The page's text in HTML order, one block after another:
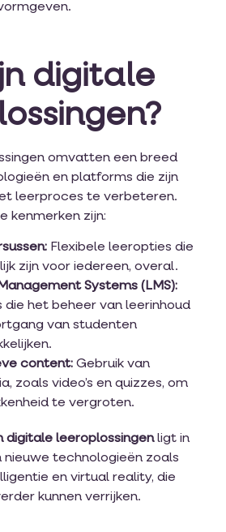
digitale
omvatten een breed
en platforms die zijn
leerproces te verbeteren.
kenmerken zijn:
Flexibele leeropties die
zijn voor iedereen, overal.
Systems (LMS):
die het beheer van leerinhoud
van studenten
content: Gebruik van
zoals video’s en quizzes, om
te vergroten.
digitale leeroplossingenligt in
technologieën zoals
en virtual reality, die
kunnen verrijken.